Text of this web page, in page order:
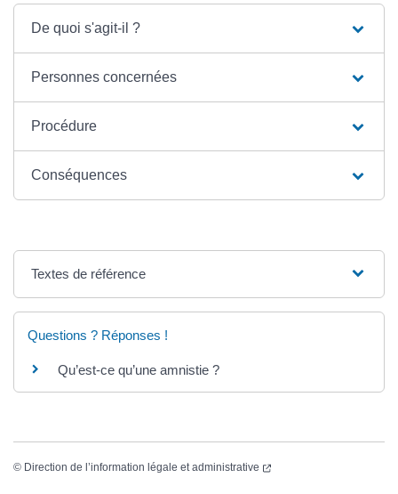
De quoi s'agit-il ?
Personnes concernées
Procédure
Conséquences
Textes de référence
Questions ? Réponses !
Qu’est-ce qu’une amnistie ?
© Direction de l’information légale et administrative